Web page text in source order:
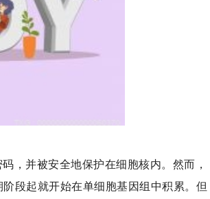
，并被安全地保护在细胞核内。然而，
段起就开始在单细胞基因组中积累。但